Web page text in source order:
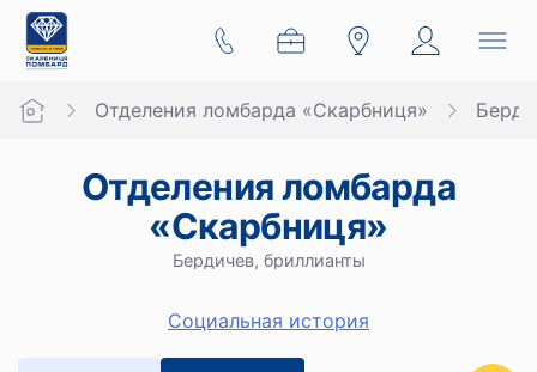
Отделения ломбарда «Скарбниця»
Отделения ломбарда
«Скарбниця»
Бердичев, бриллианты
Социальная история